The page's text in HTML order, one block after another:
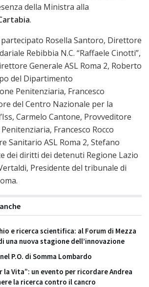
della Ministra alla
.
partecipato Rosella Santoro, Direttore
Rebibbia N.C. “Raffaele Cinotti”,
Generale ASL Roma 2, Roberto
del Dipartimento
Penitenziaria, Francesco
del Centro Nazionale per la
Carmelo Cantone, Provveditore
Francesco Rocco
Sanitario ASL Roma 2, Stefano
dei diritti dei detenuti Regione Lazio
Presidente del tribunale di
e ricerca scientifica: al Forum di Mezza
una nuova stagione dell’innovazione
P.O. di Somma Lombardo
la Vita”: un evento per ricordare Andrea
la ricerca contro il cancro